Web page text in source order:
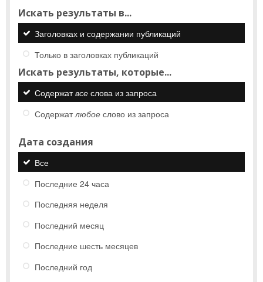
Искать результаты в...
Заголовках и содержании публикаций
Только в заголовках публикаций
Искать результаты, которые...
Содержатвсе слова из запроса
Содержатлюбое слово из запроса
Дата создания
Все
Последние 24 часа
Последняя неделя
Последний месяц
Последние шесть месяцев
Последний год